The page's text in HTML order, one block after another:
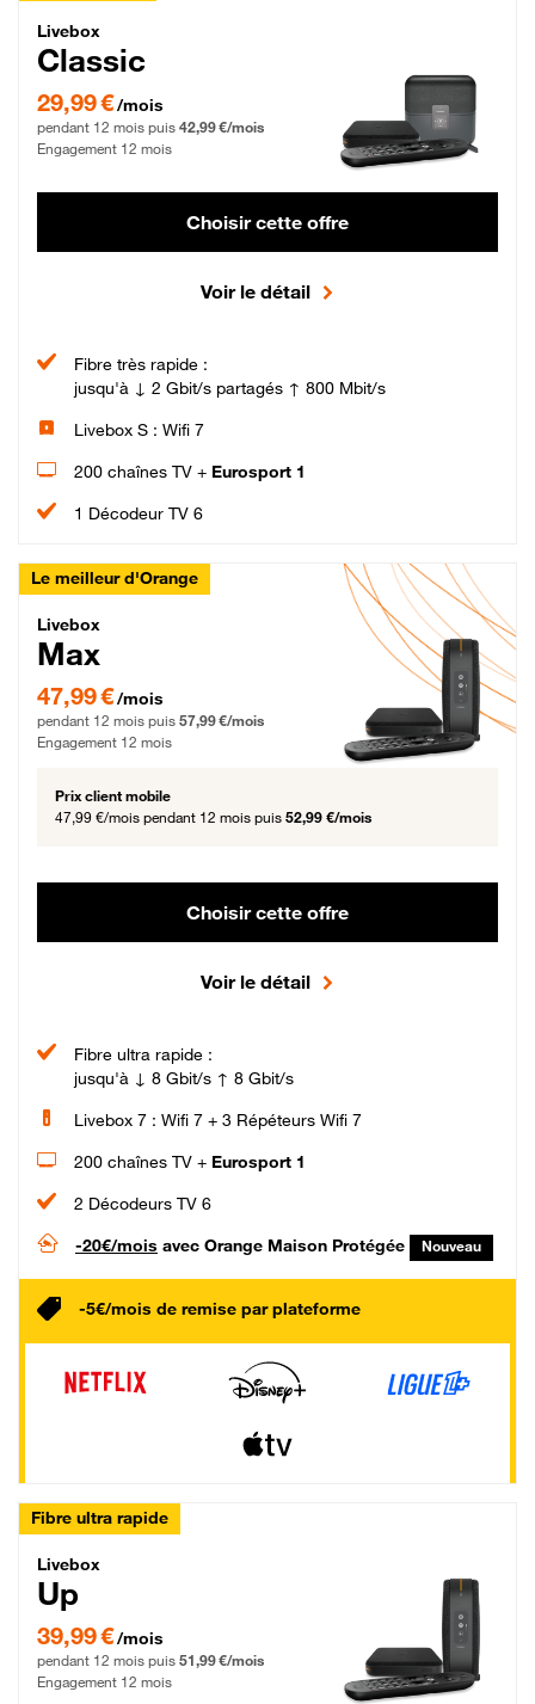
Livebox Classic Fibre
Livebox
Classic
29,99 € par mois pendant 12 mois puis 42,99 € par mois, Engagement 12 mois
29,99 €/mois
pendant 12 mois puis 42,99 €/mois
Engagement 12 mois
Choisir cette offre
Voir le détail
Fibre très rapide :
jusqu'à ↓ 2 Gbit/s partagés ↑ 800 Mbit/s
Livebox S : Wifi 7
200 chaînes TV + Eurosport 1
1 Décodeur TV 6
Le meilleur d'Orange
Livebox Max Fibre
Livebox
Max
47,99 € par mois pendant 12 mois puis 57,99 € par mois, Engagement 12 mois
47,99 €/mois
pendant 12 mois puis 57,99 €/mois
Engagement 12 mois
Prix client mobile
47,99 €/mois pendant 12 mois puis 52,99 €/mois
Choisir cette offre
Voir le détail
Fibre ultra rapide :
jusqu'à ↓ 8 Gbit/s ↑ 8 Gbit/s
Livebox 7 : Wifi 7 + 3 Répéteurs Wifi 7
200 chaînes TV + Eurosport 1
2 Décodeurs TV 6
-20€/mois avec Orange Maison Protégée Nouveau
-5€/mois de remise par plateforme
Fibre ultra rapide
Livebox Up Fibre
Livebox
Up
39,99 € par mois pendant 12 mois puis 51,99 € par mois, Engagement 12 mois
39,99 €/mois
pendant 12 mois puis 51,99 €/mois
Engagement 12 mois